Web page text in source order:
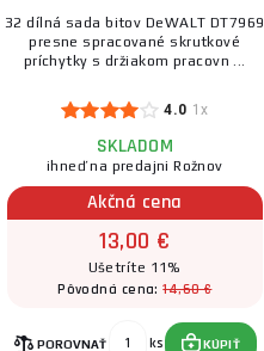
a okuliarov 38-dielna sada
DeWALT DT707 ...
- 25ks
v Tic Tac krabičke tvrdé kvalitné
plastovom ti ...
37
25mm bitov: Phillips: PH1,
32 dílná sada bitov DeWALT DT7969
presne spracované skrutkové
príchytky s držiakom pracovn ...
4.0 1x
SKLADOM
ihneď na predajni Rožnov
Akčná cena
13,00 €
Ušetríte 11%
Pôvodná cena:14,60 €
POROVNAŤ ks KÚPIŤ